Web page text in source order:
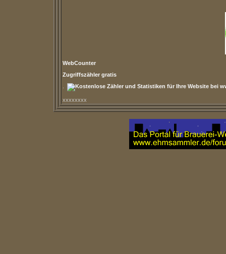
WebCounter
Zugriffszähler gratis
xxxxxxxx